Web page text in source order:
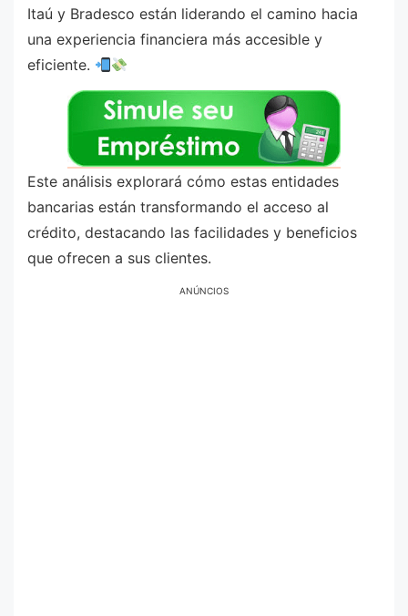
Itaú y Bradesco están liderando el camino hacia
una experiencia financiera más accesible y
eficiente.
Este análisis explorará cómo estas entidades
bancarias están transformando el acceso al
crédito, destacando las facilidades y beneficios
que ofrecen a sus clientes.
ANÚNCIOS